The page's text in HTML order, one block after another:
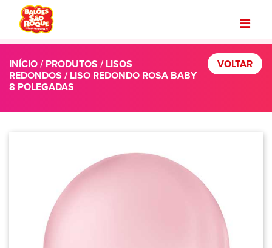
INÍCIO/PRODUTOS / LISOS
REDONDOS / LISO REDONDO ROSA BABY
8 POLEGADAS
VOLTAR